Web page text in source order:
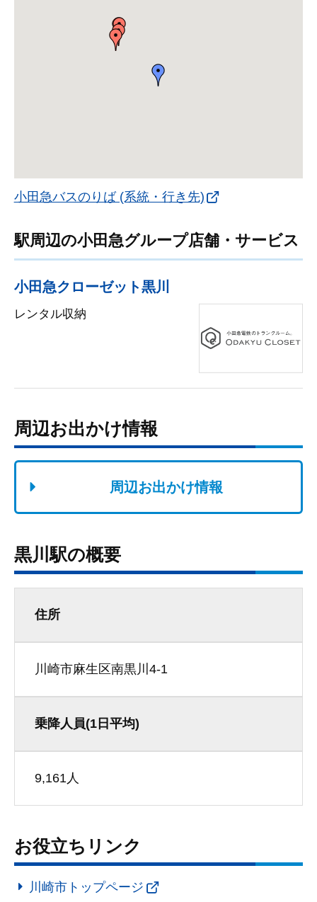
小田急バスのりば (系統・行き先)
駅周辺の小田急グループ店舗・サービス
小田急クローゼット黒川
レンタル収納
周辺お出かけ情報
周辺お出かけ情報
黒川駅の概要
住所
川崎市麻生区南黒川4-1
乗降人員(1日平均)
9,161人
お役立ちリンク
川崎市トップページ